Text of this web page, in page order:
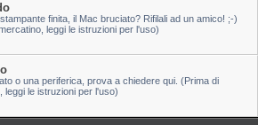
finita, il Mac bruciato? Rifilali ad un amico! ;-)
leggi le istruzioni per l'uso)
o una periferica, prova a chiedere qui. (Prima di
leggi le istruzioni per l'uso)